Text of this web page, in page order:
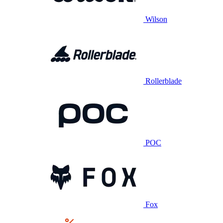
Wilson
Rollerblade
POC
Fox